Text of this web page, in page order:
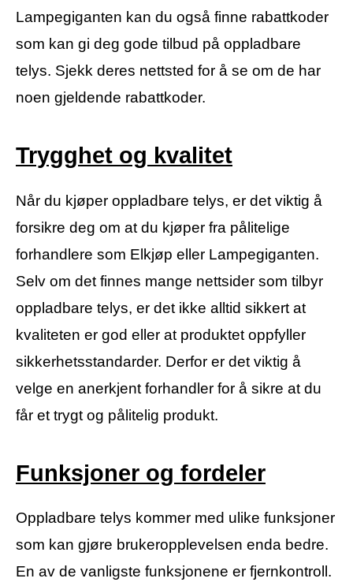
Lampegiganten kan du også finne rabattkoder
som kan gi deg gode tilbud på oppladbare
telys. Sjekk deres nettsted for å se om de har
noen gjeldende rabattkoder.
Trygghet og kvalitet
Når du kjøper oppladbare telys, er det viktig å
forsikre deg om at du kjøper fra pålitelige
forhandlere som Elkjøp eller Lampegiganten.
Selv om det finnes mange nettsider som tilbyr
oppladbare telys, er det ikke alltid sikkert at
kvaliteten er god eller at produktet oppfyller
sikkerhetsstandarder. Derfor er det viktig å
velge en anerkjent forhandler for å sikre at du
får et trygt og pålitelig produkt.
Funksjoner og fordeler
Oppladbare telys kommer med ulike funksjoner
som kan gjøre brukeropplevelsen enda bedre.
En av de vanligste funksjonene er fjernkontroll.